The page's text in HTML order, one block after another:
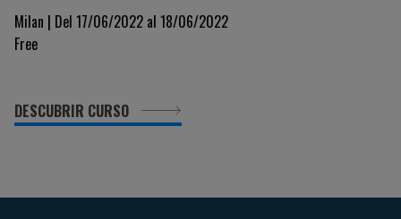
Milan | Del 17/06/2022 al 18/06/2022
Free
DESCUBRIR CURSO